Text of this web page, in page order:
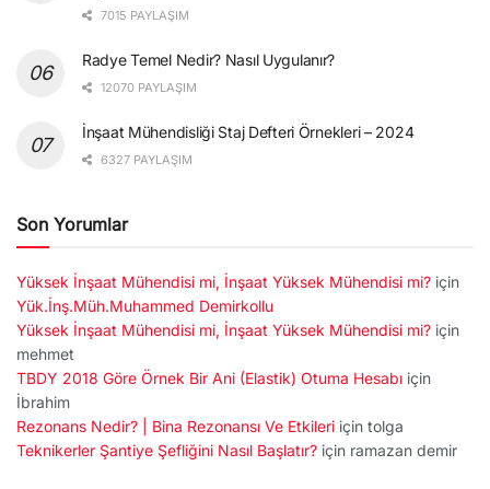
7015 PAYLAŞIM
Radye Temel Nedir? Nasıl Uygulanır?
12070 PAYLAŞIM
İnşaat Mühendisliği Staj Defteri Örnekleri – 2024
6327 PAYLAŞIM
Son Yorumlar
Yüksek İnşaat Mühendisi mi, İnşaat Yüksek Mühendisi mi? için
Yük.İnş.Müh.Muhammed Demirkollu
Yüksek İnşaat Mühendisi mi, İnşaat Yüksek Mühendisi mi? için
mehmet
TBDY 2018 Göre Örnek Bir Ani (Elastik) Otuma Hesabı için
İbrahim
Rezonans Nedir? | Bina Rezonansı Ve Etkileri için tolga
Teknikerler Şantiye Şefliğini Nasıl Başlatır? için ramazan demir